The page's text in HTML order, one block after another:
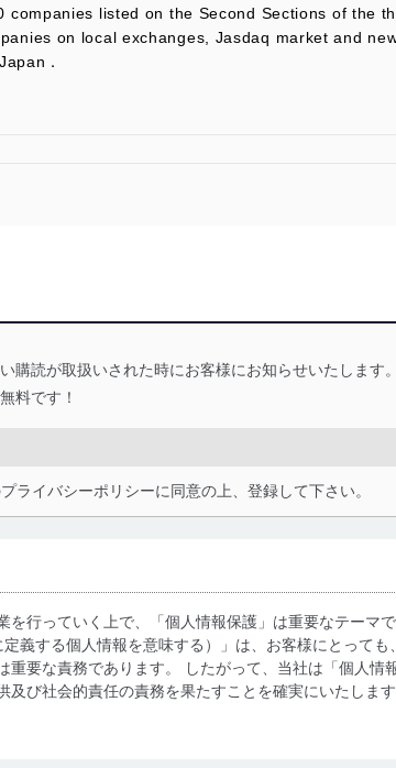
companies listed on the Second Sections of the
on local exchanges, Jasdaq market and
．
購読が取扱いされた時にお客様にお知らせいたします
料です！
ライバシーポリシーに同意の上、登録して下さい。
を行っていく上で、「個人情報保護」は重要なテーマ
義する個人情報を意味する）」は、お客様にとって
重要な責務であります。 したがって、当社は「個人情
び社会的責任の責務を果たすことを確実にいたします